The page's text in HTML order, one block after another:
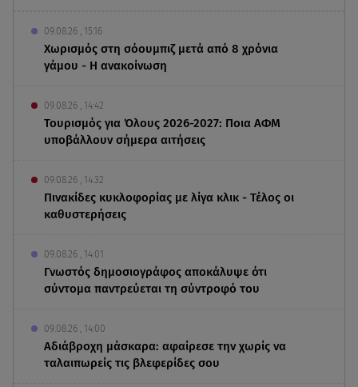
09.08.26 , 15:16
Χωρισμός στη σόουμπιζ μετά από 8 χρόνια
γάμου - Η ανακοίνωση
09.08.26 , 14:42
Τουρισμός για Όλους 2026-2027: Ποια ΑΦΜ
υποβάλλουν σήμερα αιτήσεις
09.08.26 , 14:32
Πινακίδες κυκλοφορίας με λίγα κλικ - Τέλος οι
καθυστερήσεις
09.08.26 , 14:01
Γνωστός δημοσιογράφος αποκάλυψε ότι
σύντομα παντρεύεται τη σύντροφό του
09.08.26 , 14:00
Αδιάβροχη μάσκαρα: αφαίρεσε την χωρίς να
ταλαιπωρείς τις βλεφερίδες σου